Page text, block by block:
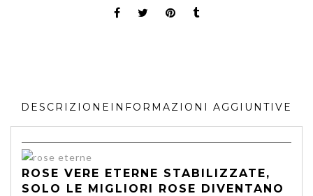
DESCRIZIONE INFORMAZIONI AGGIUNTIVE
ROSE VERE ETERNE STABILIZZATE,
SOLO LE MIGLIORI ROSE DIVENTANO